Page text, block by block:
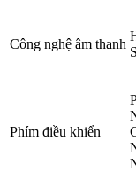
Công nghệ âm thanh
Phím điều khiển